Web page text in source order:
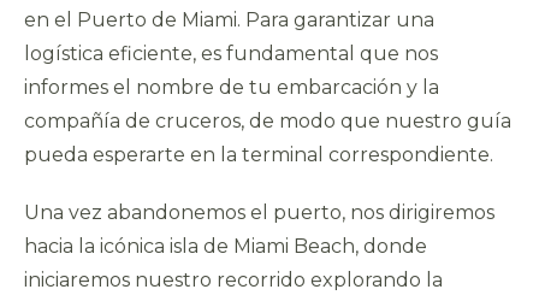
en el Puerto de Miami. Para garantizar una
logística eficiente, es fundamental que nos
informes el nombre de tu embarcación y la
compañía de cruceros, de modo que nuestro guía
pueda esperarte en la terminal correspondiente.
Una vez abandonemos el puerto, nos dirigiremos
hacia la icónica isla de Miami Beach, donde
iniciaremos nuestro recorrido explorando la